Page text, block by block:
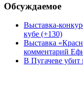
Обсуждаемое
Выставка-
кубе (+130)
Выставка
комментарий
В Пугачеве убит